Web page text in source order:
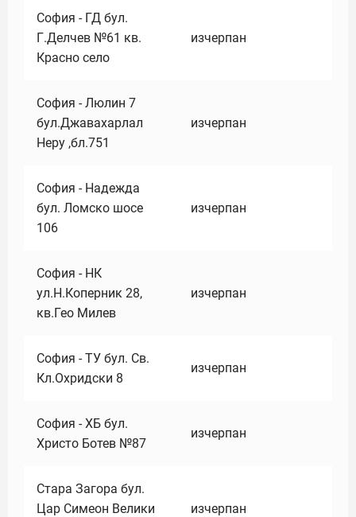
София - ГД бул.
Г.Делчев №61 кв.
Красно село
изчерпан
София - Люлин 7
бул.Джавахарлал
Неру ,бл.751
изчерпан
София - Надежда
бул. Ломско шосе
106
изчерпан
София - НК
ул.Н.Коперник 28,
кв.Гео Милев
изчерпан
София - ТУ бул. Св.
Кл.Охридски 8
изчерпан
София - ХБ бул.
Христо Ботев №87
изчерпан
Стара Загора бул.
Цар Симеон Велики
изчерпан